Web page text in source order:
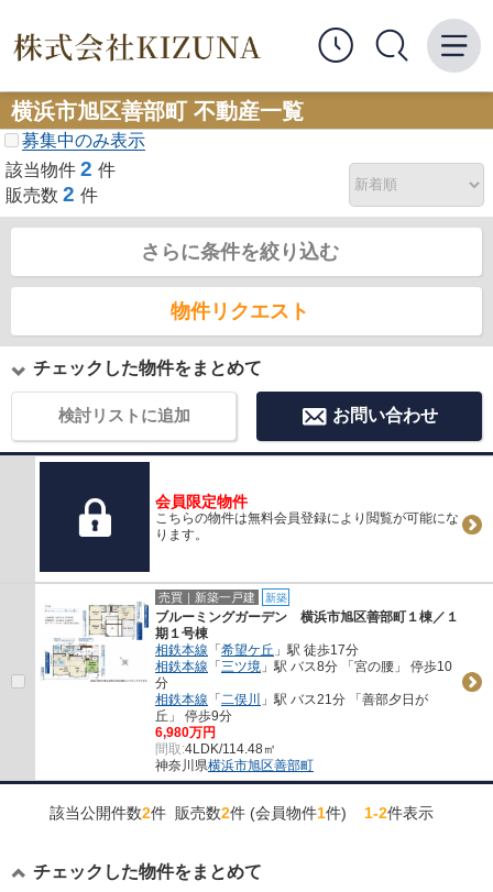
横浜市旭区善部町 不動産一覧
募集中のみ表示
該当物件 2 件
販売数 2 件
さらに条件を絞り込む
物件リクエスト
チェックした物件をまとめて
検討リストに追加 お問い合わせ
会員限定物件
こちらの物件は無料会員登録により閲覧が可能にな
ります。
売買｜新築一戸建 新築
ブルーミングガーデン 横浜市旭区善部町１棟／１
期１号棟
相鉄本線 「希望ケ丘 」駅 徒歩17分
相鉄本線 「三ツ境 」駅 バス8分 「宮の腰」 停歩10
分
相鉄本線 「二俣川
」駅 バス21分 「善部夕日が
丘」 停歩9分
6,980万円
間取:4LDK/114.48㎡
神奈川県横浜市旭区善部町
該当公開件数2件 販売数2件 (会員物件1件) 1-2件表示
チェックした物件をまとめて